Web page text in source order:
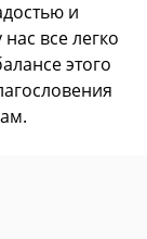
и
все легко
этого